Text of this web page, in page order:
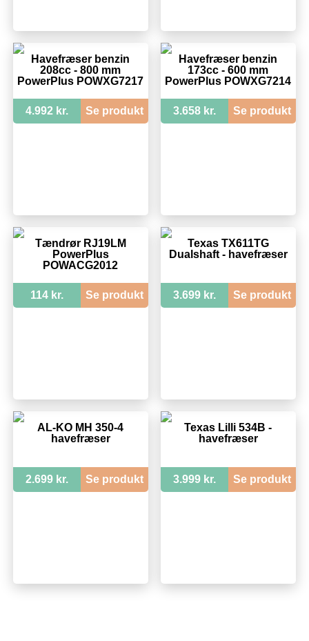
Havefræser benzin
208cc - 800 mm
PowerPlus POWXG7217
4.992 kr. Se produkt
Havefræser benzin
173cc - 600 mm
PowerPlus POWXG7214
3.658 kr. Se produkt
Tændrør RJ19LM
PowerPlus
POWACG2012
114 kr. Se produkt
Texas TX611TG
Dualshaft - havefræser
3.699 kr. Se produkt
AL-KO MH 350-4
havefræser
2.699 kr. Se produkt
Texas Lilli 534B -
havefræser
3.999 kr. Se produkt